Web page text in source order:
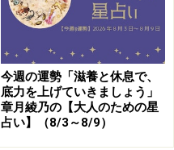
て。すぐに疑いが晴れそ
る
今週の運勢「滋養と休息で、
底力を上げていきましょう」
章月綾乃の【大人のための星
占い】（8/3～8/9）